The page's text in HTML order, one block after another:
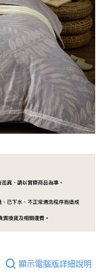
顯示電腦版詳細說明